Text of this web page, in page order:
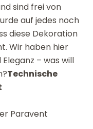
sind frei von
auf jedes noch
diese Dekoration
Wir haben hier
– was will
Technische